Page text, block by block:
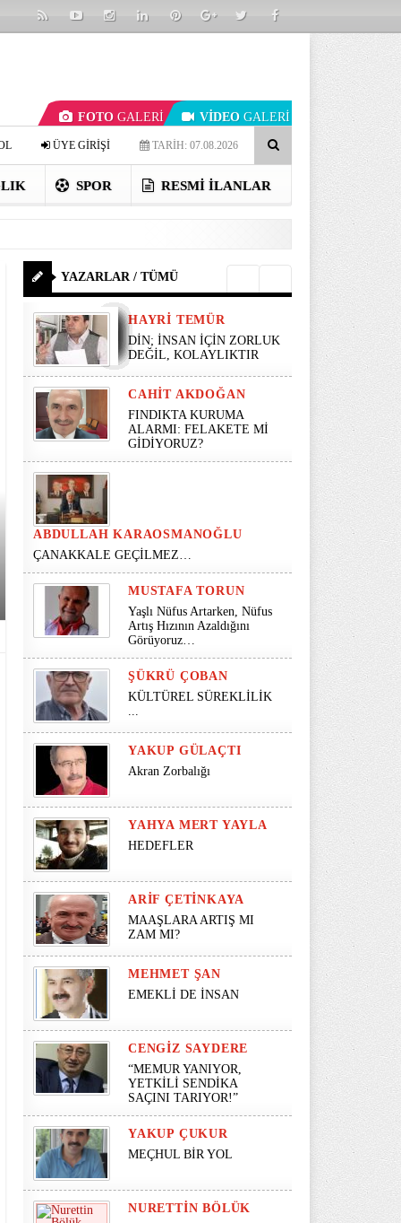
FOTO GALERİ VİDEO GALERİ
TARİH: 07.08.2026
ÜYE GİRİŞİ
SPOR RESMI İLANLAR
YAZARLAR / TÜMÜ
HAYRI TEMÜR
DİN; İNSAN İÇİN ZORLUK
DEĞİL, KOLAYLIKTIR
CAHIT AKDOĞAN
FINDIKTA KURUMA
ALARMI: FELAKETE Mİ
GİDİYORUZ?
ABDULLAH KARAOSMANOĞLU
ÇANAKKALE GEÇİLMEZ…
MUSTAFA TORUN
Yaşlı Nüfus Artarken, Nüfus
Artış Hızının Azaldığını
Görüyoruz…
ŞÜKRÜ ÇOBAN
KÜLTÜREL SÜREKLİLİK
...
YAKUP GÜLAÇTI
Akran Zorbalığı
YAHYA MERT YAYLA
HEDEFLER
ARIF ÇETINKAYA
MAAŞLARA ARTIŞ MI
ZAM MI?
MEHMET ŞAN
EMEKLİ DE İNSAN
CENGIZ SAYDERE
“MEMUR YANIYOR,
YETKİLİ SENDİKA
SAÇINI TARIYOR!”
YAKUP ÇUKUR
MEÇHUL BİR YOL
NURETTIN BÖLÜK